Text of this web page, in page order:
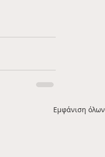
Εμφάνιση όλων